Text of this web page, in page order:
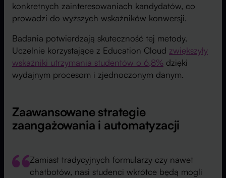
konkretnych zainteresowaniach kandydatów, co
prowadzi do wyższych wskaźników konwersji.
Badania potwierdzają skuteczność tej metody.
Uczelnie korzystające z Education Cloud zwiększyły
wskaźniki utrzymania studentów o 6,8% dzięki
wydajnym procesom i zjednoczonym danym.
Zaawansowane strategie
zaangażowania i automatyzacji
Zamiast tradycyjnych formularzy czy nawet
chatbotów, nasi studenci wkrótce będą mogli